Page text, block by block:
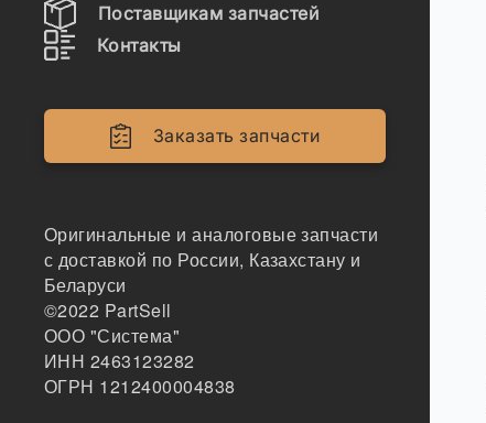
Поставщикам запчастей
Контакты
Заказать запчасти
Оригинальные и аналоговые запчасти
с доставкой по России, Казахстану и
Беларуси
©2022 PartSell
ООО "Система"
ИНН 2463123282
ОГРН 1212400004838